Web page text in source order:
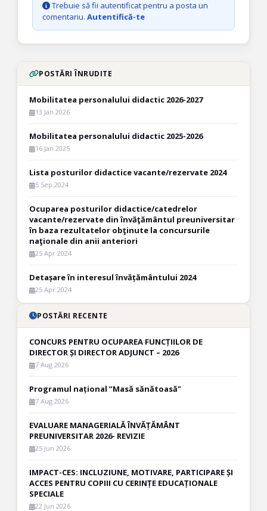
Trebuie să fii autentificat pentru a posta un
comentariu. Autentifică-te
POSTĂRI ÎNRUDITE
Mobilitatea personalului didactic 2026-2027
13 Jan 2026
Mobilitatea personalului didactic 2025-2026
16 Jan 2025
Lista posturilor didactice vacante/rezervate 2024
5 Sep 2024
Ocuparea posturilor didactice/catedrelor
vacante/rezervate din învăţământul preuniversitar
în baza rezultatelor obţinute la concursurile
naţionale din anii anteriori
25 Apr 2024
Detașare în interesul învățământului 2024
25 Apr 2024
POSTĂRI RECENTE
CONCURS PENTRU OCUPAREA FUNCȚIILOR DE
DIRECTOR ȘI DIRECTOR ADJUNCT – 2026
7 Aug 2026
Programul național ”Masă sănătoasă"
7 Aug 2026
EVALUARE MANAGERIALĂ ÎNVĂȚĂMÂNT
PREUNIVERSITAR 2026- REVIZIE
25 Jun 2026
IMPACT-CES: INCLUZIUNE, MOTIVARE, PARTICIPARE ȘI
ACCES PENTRU COPIII CU CERINȚE EDUCAȚIONALE
SPECIALE
22 Jun 2026